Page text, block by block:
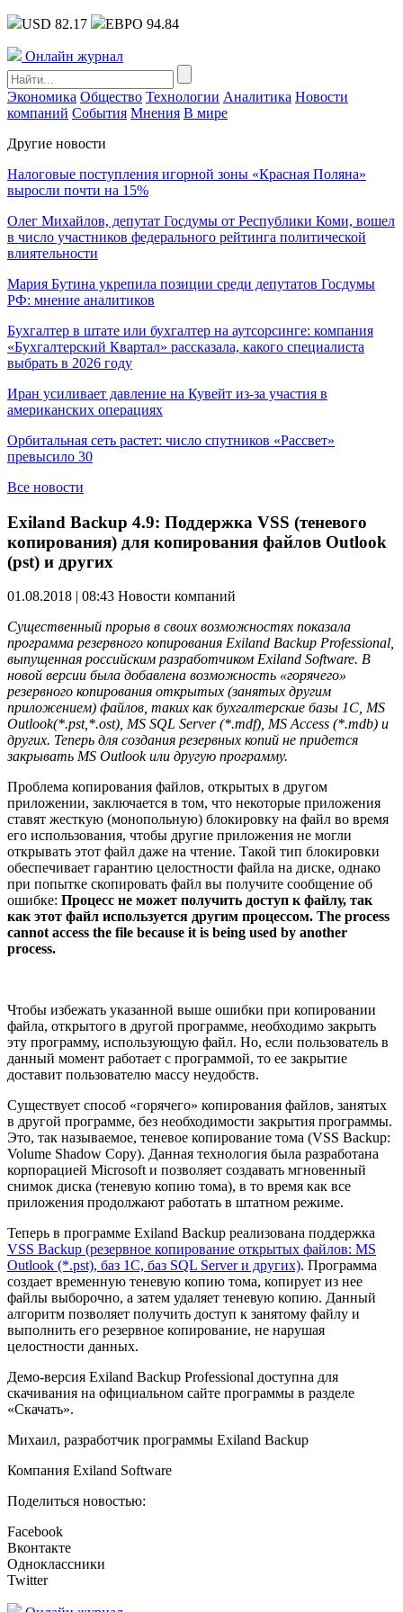
USD 82.17 ЕВРО 94.84
Онлайн журнал
Экономика Общество Технологии Аналитика Новости
компаний События Мнения В мире
Другие новости
Налоговые поступления игорной зоны «Красная Поляна»
выросли почти на 15%
Олег Михайлов, депутат Госдумы от Республики Коми, вошел
в число участников федерального рейтинга политической
влиятельности
Мария Бутина укрепила позиции среди депутатов Госдумы
РФ: мнение аналитиков
Бухгалтер в штате или бухгалтер на аутсорсинге: компания
«Бухгалтерский Квартал» рассказала, какого специалиста
выбрать в 2026 году
Иран усиливает давление на Кувейт из-за участия в
американских операциях
Орбитальная сеть растет: число спутников «Рассвет»
превысило 30
Все новости
Exiland Backup 4.9: Поддержка VSS (теневого
копирования) для копирования файлов Outlook
(pst) и других
01.08.2018 | 08:43 Новости компаний
Существенный прорыв в своих возможностях показала
программа резервного копирования Exiland Backup Professional,
выпущенная российским разработчиком Exiland Software. В
новой версии была добавлена возможность «горячего»
резервного копирования открытых (занятых другим
приложением) файлов, таких как бухгалтерские базы 1C, MS
Outlook(*.pst,*.ost), MS SQL Server (*.mdf), MS Access (*.mdb) и
других. Теперь для создания резервных копий не придется
закрывать MS Outlook или другую программу.
Проблема копирования файлов, открытых в другом
приложении, заключается в том, что некоторые приложения
ставят жесткую (монопольную) блокировку на файл во время
его использования, чтобы другие приложения не могли
открывать этот файл даже на чтение. Такой тип блокировки
обеспечивает гарантию целостности файла на диске, однако
при попытке скопировать файл вы получите сообщение об
ошибке: Процесс не может получить доступ к файлу, так
как этот файл используется другим процессом. The process
cannot access the file because it is being used by another
process.
Чтобы избежать указанной выше ошибки при копировании
файла, открытого в другой программе, необходимо закрыть
эту программу, использующую файл. Но, если пользователь в
данный момент работает с программой, то ее закрытие
доставит пользователю массу неудобств.
Существует способ «горячего» копирования файлов, занятых
в другой программе, без необходимости закрытия программы.
Это, так называемое, теневое копирование тома (VSS Backup:
Volume Shadow Copy). Данная технология была разработана
корпорацией Microsoft и позволяет создавать мгновенный
снимок диска (теневую копию тома), в то время как все
приложения продолжают работать в штатном режиме.
Теперь в программе Exiland Backup реализована поддержка
VSS Backup (резервное копирование открытых файлов: MS
Outlook (*.pst), баз 1С, баз SQL Server и других). Программа
создает временную теневую копию тома, копирует из нее
файлы выборочно, а затем удаляет теневую копию. Данный
алгоритм позволяет получить доступ к занятому файлу и
выполнить его резервное копирование, не нарушая
целостности данных.
Демо-версия Exiland Backup Professional доступна для
скачивания на официальном сайте программы в разделе
«Скачать».
Михаил, разработчик программы Exiland Backup
Компания Exiland Software
Поделиться новостью:
Facebook
Вконтакте
Одноклассники
Twitter